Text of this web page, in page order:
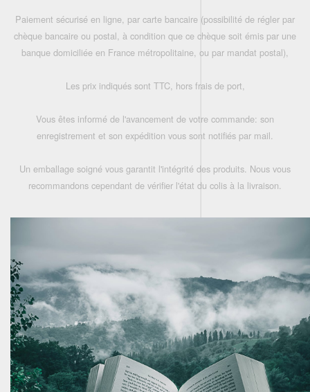
Paiement sécurisé en ligne, par carte bancaire (possibilité de régler par
chèque bancaire ou postal, à condition que ce chèque soit émis par une
banque domiciliée en France métropolitaine, ou par mandat postal),
Les prix indiqués sont TTC, hors frais de port,
Vous êtes informé de l'avancement de votre commande: son
enregistrement et son expédition vous sont notifiés par mail.
Un emballage soigné vous garantit l'intégrité des produits. Nous vous
recommandons cependant de vérifier l'état du colis à la livraison.